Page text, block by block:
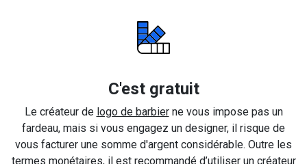
C'est gratuit
Le créateur de logo de barbierne vous impose pas un
fardeau, mais si vous engagez un designer, il risque de
vous facturer une somme d'argent considérable. Outre les
termes monétaires, il est recommandé d’utiliser un créateur